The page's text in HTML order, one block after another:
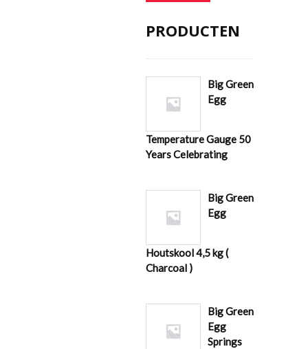
PRODUCTEN
Big Green
Egg
Temperature Gauge 50
Years Celebrating
Big Green
Egg
Houtskool 4,5 kg (
Charcoal )
Big Green
Egg
Springs